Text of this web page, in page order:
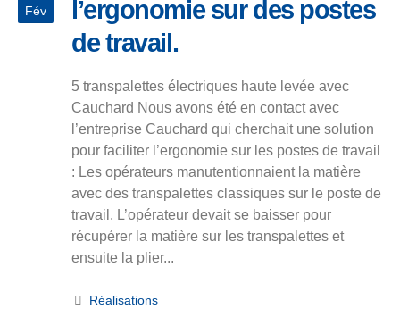
Fév
l’ergonomie sur des postes
de travail.
5 transpalettes électriques haute levée avec
Cauchard Nous avons été en contact avec
l’entreprise Cauchard qui cherchait une solution
pour faciliter l’ergonomie sur les postes de travail
: Les opérateurs manutentionnaient la matière
avec des transpalettes classiques sur le poste de
travail. L’opérateur devait se baisser pour
récupérer la matière sur les transpalettes et
ensuite la plier...
Réalisations